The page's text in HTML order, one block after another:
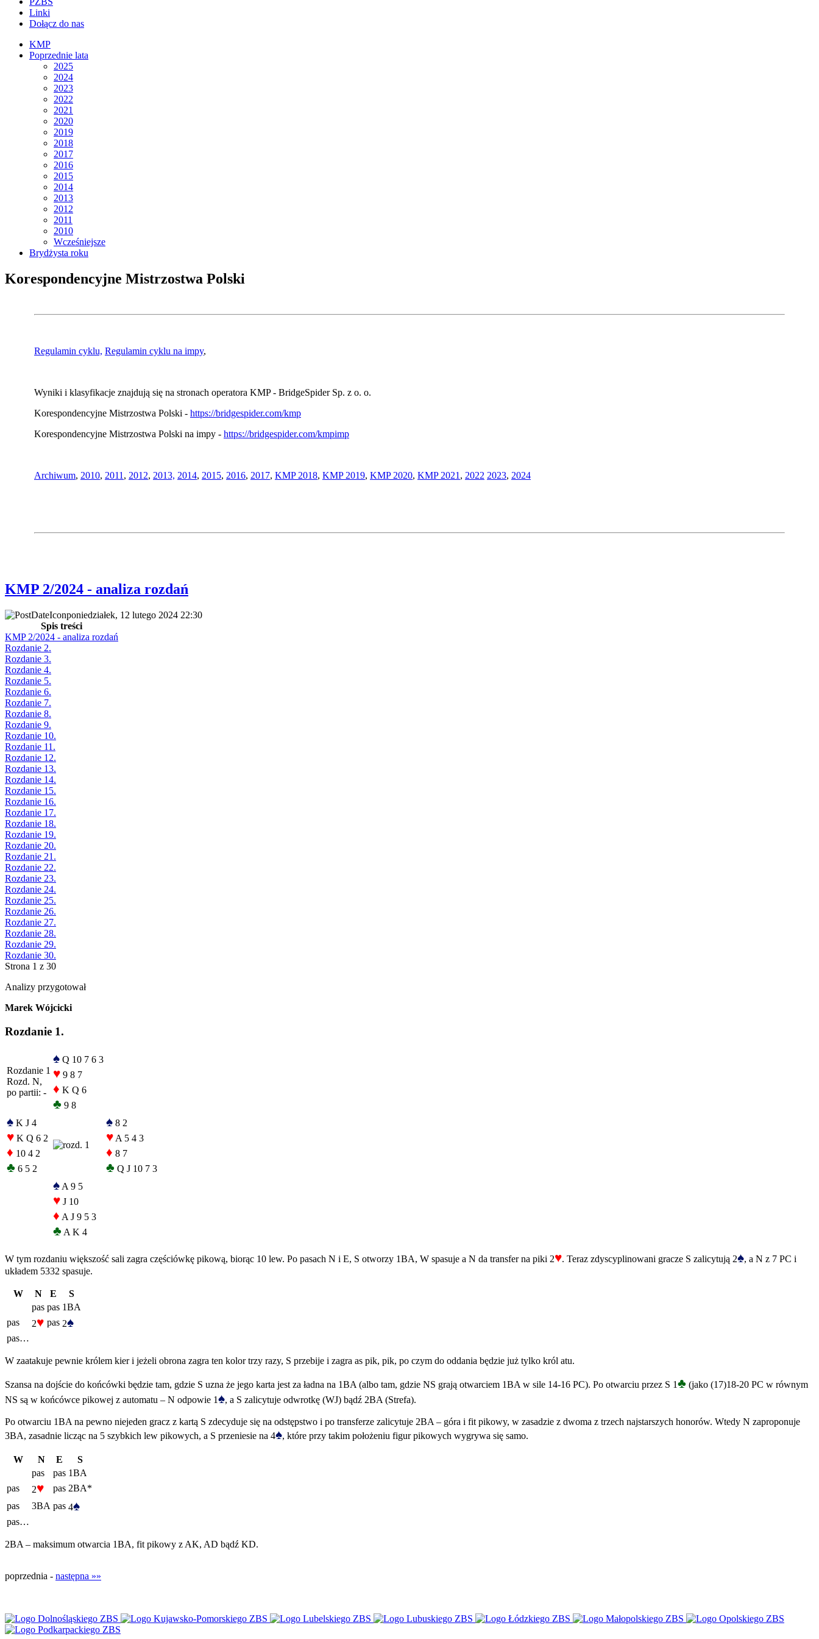
Linki
Dołącz do nas
KMP
Poprzednie lata
2025
2024
2023
2022
2021
2020
2019
2018
2017
2016
2015
2014
2013
2012
2011
2010
Wcześniejsze
Brydżysta roku
Korespondencyjne Mistrzostwa Polski
Regulamin cyklu, Regulamin cyklu na impy,
Wyniki i klasyfikacje znajdują się na stronach operatora KMP - BridgeSpider Sp. z o. o.
Korespondencyjne Mistrzostwa Polski - https://bridgespider.com/kmp
Korespondencyjne Mistrzostwa Polski na impy - https://bridgespider.com/kmpimp
Archiwum, 2010, 2011 , 2012, 2013, 2014, 2015, 2016, 2017, KMP 2018, KMP 2019, KMP 2020, KMP 2021 , 2022 2023, 2024
KMP 2/2024 - analiza rozdań
poniedziałek, 12 lutego 2024 22:30
Spis treści
KMP 2/2024 - analiza rozdań
Rozdanie 2.
Rozdanie 3.
Rozdanie 4.
Rozdanie 5.
Rozdanie 6.
Rozdanie 7.
Rozdanie 8.
Rozdanie 9.
Rozdanie 10.
Rozdanie 11.
Rozdanie 12.
Rozdanie 13.
Rozdanie 14.
Rozdanie 15.
Rozdanie 16.
Rozdanie 17.
Rozdanie 18.
Rozdanie 19.
Rozdanie 20.
Rozdanie 21.
Rozdanie 22.
Rozdanie 23.
Rozdanie 24.
Rozdanie 25.
Rozdanie 26.
Rozdanie 27.
Rozdanie 28.
Rozdanie 29.
Rozdanie 30.
Strona 1 z 30
Analizy przygotował
Marek Wójcicki
Rozdanie 1.
Rozdanie 1
Rozd. N,
po partii: -
♠ Q 10 7 6 3
♥ 9 8 7
♦ K Q 6
♣ 9 8
♠ K J 4
♥ K Q 6 2
♦ 10 4 2
♣ 6 5 2
♠ 8 2
♥ A 5 4 3
♦ 8 7
♣ Q J 10 7 3
♠ A 9 5
♥ J 10
♦ A J 9 5 3
♣ A K 4
W tym rozdaniu większość sali zagra częściówkę pikową, biorąc 10 lew. Po pasach N i E, S otworzy 1BA, W spasuje a N da transfer na piki 2♥. Teraz zdyscyplinowani gracze S zalicytują 2♠, a N z 7 PC i
układem 5332 spasuje.
W N E
S
pas pas 1BA
pas
2♥ pas 2♠
pas…
W zaatakuje pewnie królem kier i jeżeli obrona zagra ten kolor trzy razy, S przebije i zagra as pik, pik, po czym do oddania będzie już tylko król atu.
Szansa na dojście do końcówki będzie tam, gdzie S uzna że jego karta jest za ładna na 1BA (albo tam, gdzie NS grają otwarciem 1BA w sile 14-16 PC). Po otwarciu przez S 1♣ (jako (17)18-20 PC w równym
NS są w końcówce pikowej z automatu – N odpowie 1♠, a S zalicytuje odwrotkę (WJ) bądź 2BA (Strefa).
Po otwarciu 1BA na pewno niejeden gracz z kartą S zdecyduje się na odstępstwo i po transferze zalicytuje 2BA – góra i fit pikowy, w zasadzie z dwoma z trzech najstarszych honorów. Wtedy N zaproponuje
3BA, zasadnie licząc na 5 szybkich lew pikowych, a S przeniesie na 4♠, które przy takim położeniu figur pikowych wygrywa się samo.
W N E
S
pas
pas 1BA
pas
2♥ pas 2BA*
pas
3BA pas 4♠
pas…
2BA – maksimum otwarcia 1BA, fit pikowy z AK, AD bądź KD.
poprzednia - następna »»